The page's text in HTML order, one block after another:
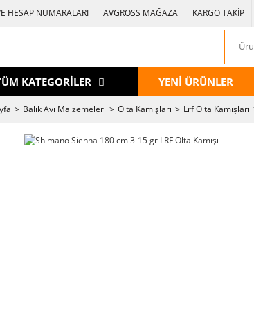
HESAP NUMARALARI AVGROSS MAĞAZA KARGO TAKİP
KATEGORİLER YENİ ÜRÜNLER
Balık Avı Malzemeleri Olta Kamışları Lrf Olta Kamışları